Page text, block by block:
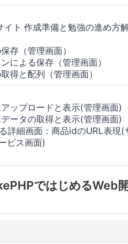
イト 作成準備と勉強の進め方
存（管理画面）
による保存（管理画面）
得と配列（管理画面）
ップロードと表示(管理画面)
ータの取得と表示(管理画面)
詳細画面：商品idのURL表現
ビス画面)
ではじめるWeb